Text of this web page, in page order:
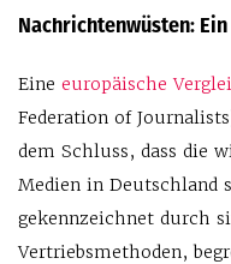
Nachrichtenwüsten:
Eine europäische
Federation of
dem Schluss, dass die
Medien in Deutschland
gekennzeichnet durch
Vertriebsmethoden,